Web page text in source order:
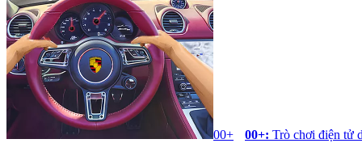
00+ 00+: Trò chơi điện tử